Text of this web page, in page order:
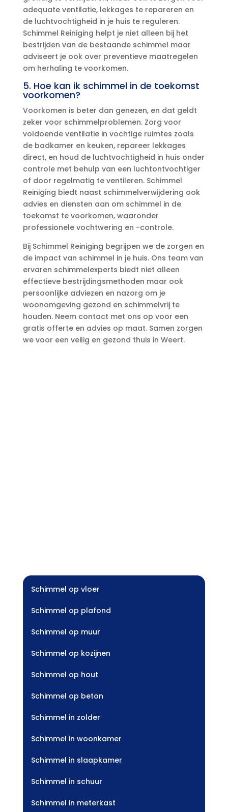
adequate ventilatie, lekkages te repareren en
de luchtvochtigheid in je huis te reguleren.​
Schimmel Reiniging helpt je niet alleen bij het
bestrijden van de bestaande schimmel maar
adviseert je ook over preventieve maatregelen
om herhaling te voorkomen.​
5.​ Hoe kan ik schimmel in de toekomst
voorkomen?
Voorkomen is beter dan genezen, en dat geldt
zeker voor schimmelproblemen.​ Zorg voor
voldoende ventilatie in vochtige ruimtes zoals
de badkamer en keuken, repareer lekkages
direct, en houd de luchtvochtigheid in huis onder
controle met behulp van een luchtontvochtiger
of door regelmatig te ventileren.​ Schimmel
Reiniging biedt naast schimmelverwijdering ook
advies en diensten aan om schimmel in de
toekomst te voorkomen, waaronder
professionele vochtwering en -controle.​
Bij Schimmel Reiniging begrijpen we de zorgen en
de impact van schimmel in je huis.​ Ons team van
ervaren schimmelexperts biedt niet alleen
effectieve bestrijdingsmethoden maar ook
persoonlijke adviezen en nazorg om je
woonomgeving gezond en schimmelvrij te
houden.​ Neem contact met ons op voor een
gratis offerte en advies op maat.​ Samen zorgen
we voor een veilig en gezond thuis in Weert.​
Schimmel op vloer
Schimmel op plafond
Schimmel op muur
Schimmel op kozijnen
Schimmel op hout
Schimmel op beton
Schimmel in zolder
Schimmel in woonkamer
Schimmel in slaapkamer
Schimmel in schuur
Schimmel in meterkast